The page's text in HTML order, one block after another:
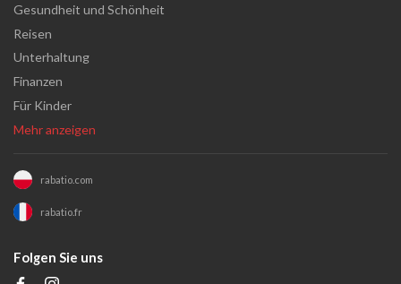
Gesundheit und Schönheit
Reisen
Unterhaltung
Finanzen
Für Kinder
Mehr anzeigen
rabatio.com
rabatio.fr
Folgen Sie uns